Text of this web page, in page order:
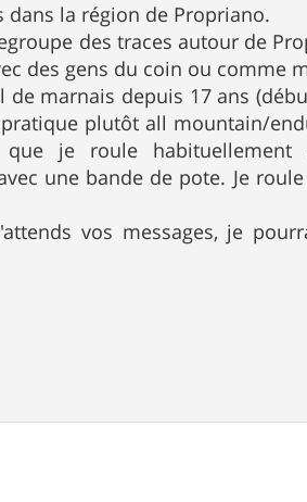
dans la région de Propriano.
des traces autour de
des gens du coin ou comme
de marnais depuis 17 ans
plutôt all mountain/
je roule habituellement
une bande de pote. Je
vos messages, je